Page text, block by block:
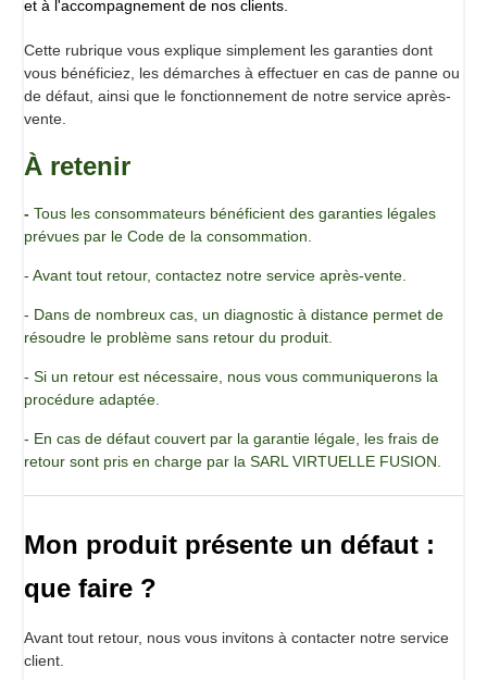
(palme), émulsifiants : E471, E472b et E472e, protéines de
LAIT (LAIT), épaississant : gomme de caroube (E410),
épaississant : gomme de guar (E412), épaississant :
gomme xanthane (E415), épaississant : carraghénane
(E407), stabilisateur de pH : phosphates de potassium
Mode d’utilisation
Domaines d’applications
Toutes les préparations liquides ou semi-liquides
Des mousses chaudes au siphon
Espuma au chocolat
» 400 g Lait
» 150 g Chocolat noir 65%
» 25 g Proespuma chaud
Faites bouillir le lait et la crème fraiche.
Mélangez avec le Proespuma chaud à l’aide d’un mixeur.
et mettez dans le siphon.
Secouez bien et laissez dans un bain marie à 65ºC.
» 500 g “Bisque” d’homard
Mélangez les ingrédients à l’aide d’un mixeur et mettez
dans le siphon.
et à l'accompagnement de nos clients.
Cette rubrique vous explique simplement les garanties dont
vous bénéficiez, les démarches à effectuer en cas de panne ou
de défaut, ainsi que le fonctionnement de notre service après-
vente.
À retenir
- Tous les consommateurs bénéficient des garanties légales
prévues par le Code de la consommation.
- Avant tout retour, contactez notre service après-vente.
- Dans de nombreux cas, un diagnostic à distance permet de
résoudre le problème sans retour du produit.
- Si un retour est nécessaire, nous vous communiquerons la
procédure adaptée.
- En cas de défaut couvert par la garantie légale, les frais de
retour sont pris en charge par la SARL VIRTUELLE FUSION.
Mon produit présente un défaut :
que faire ?
Avant tout retour, nous vous invitons à contacter notre service
client.